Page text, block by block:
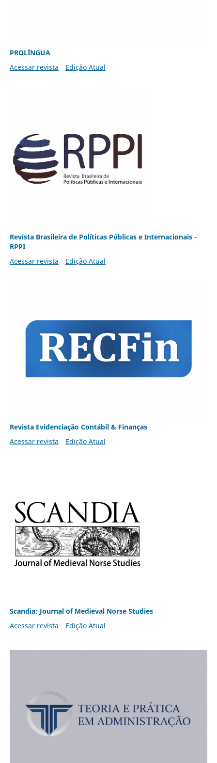
PROLÍNGUA
Acessar revista
Edição Atual
Revista Brasileira de Políticas Públicas e Internacionais -
RPPI
Acessar revista
Edição Atual
Revista Evidenciação Contábil & Finanças
Acessar revista
Edição Atual
Scandia: Journal of Medieval Norse Studies
Acessar revista
Edição Atual